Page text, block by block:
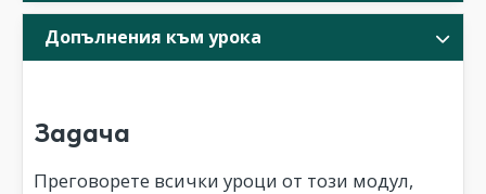
Допълнения към урока
Задача
Преговорете всички уроци от този модул,